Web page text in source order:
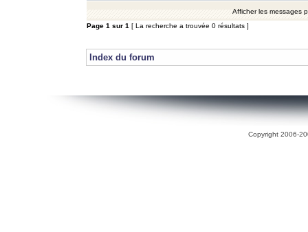
Afficher les messages
Page 1 sur 1 [ La recherche a trouvée 0 résultats ]
Index du forum
Copyright 2006-